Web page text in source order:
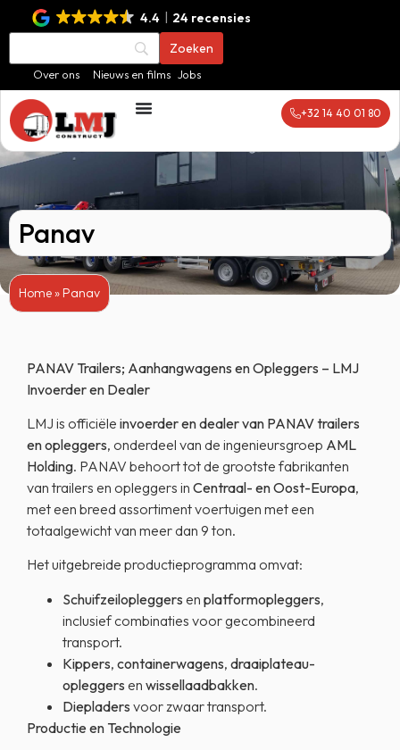
4.4 24 recensies
Over ons Nieuws en films Jobs
+32 14 40 01 80
Panav
Home» Panav
PANAV Trailers; Aanhangwagens en Opleggers – LMJ
Invoerder en Dealer
LMJ is officiële invoerder en dealer van PANAV trailers
en opleggers, onderdeel van de ingenieursgroep AML
Holding. PANAV behoort tot de grootste fabrikanten
van trailers en opleggers in Centraal- en Oost-Europa,
met een breed assortiment voertuigen met een
totaalgewicht van meer dan 9 ton.
Het uitgebreide productieprogramma omvat:
Schuifzeilopleggers en platformopleggers,
inclusief combinaties voor gecombineerd
transport.
Kippers, containerwagens, draaiplateau-
opleggers en wissellaadbakken.
Diepladers voor zwaar transport.
Productie en Technologie